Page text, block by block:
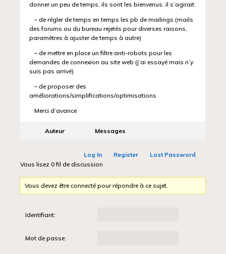
donner un peu de temps, ils sont les bienvenus. il s’agirait:
– de régler de temps en temps les pb de mailings (mails
des forums ou du bureau rejetés pour diverses raisons,
paramètres à ajuster de temps à autre)
– de mettre en place un filtre anti-robots pour les
demandes de connexion au site web (j’ai essayé mais n’y
suis pas arrivé)
– de proposer des
améliorations/simplifications/optimisations
Merci d’avance
Auteur Messages
Log In Register
Lost Password
Vous lisez 0 fil de discussion
Vous devez être connecté pour répondre à ce sujet.
Identifiant:
Mot de passe: